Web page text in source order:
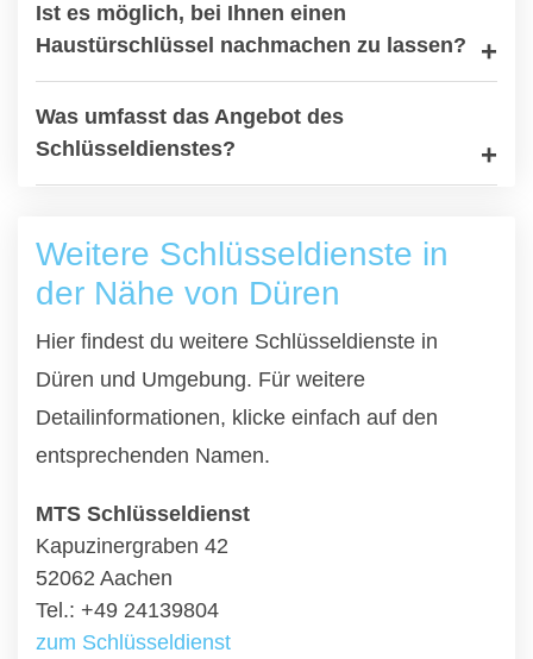
Ist es möglich, bei Ihnen einen
Haustürschlüssel nachmachen zu lassen?
Was umfasst das Angebot des
Schlüsseldienstes?
Weitere Schlüsseldienste in
der Nähe von Düren
Hier findest du weitere Schlüsseldienste in
Düren und Umgebung. Für weitere
Detailinformationen, klicke einfach auf den
entsprechenden Namen.
MTS Schlüsseldienst
Kapuzinergraben 42
52062 Aachen
Tel.: +49 24139804
zum Schlüsseldienst